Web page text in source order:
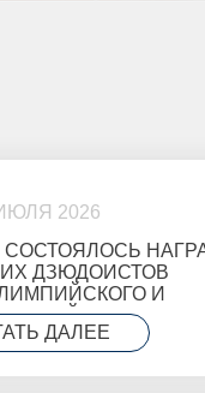
2026
СОСТОЯЛОСЬ
ДЗЮДОИСТОВ
И
ДАЛЕЕ